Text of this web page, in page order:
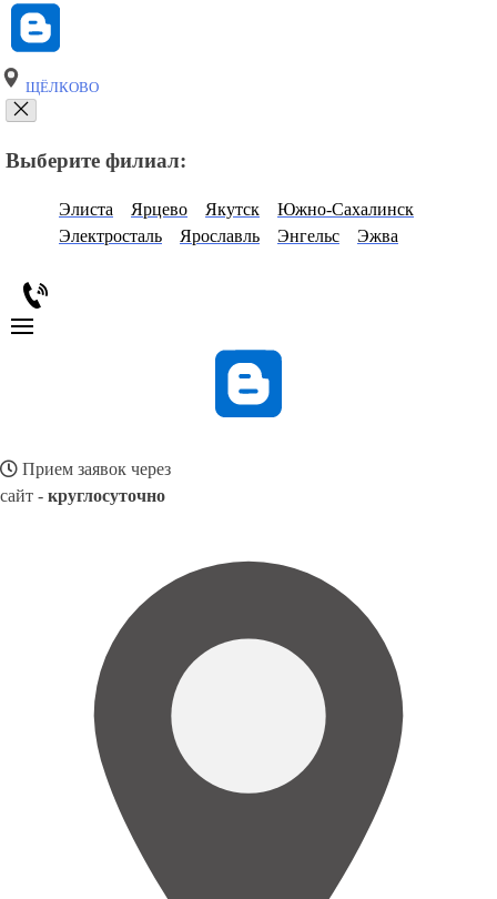
ЩЁЛКОВО
Выберите филиал:
Элиста Ярцево Якутск
Южно-Сахалинск
Электросталь
Ярославль Энгельс Эжва
Прием заявок через
сайт - круглосуточно